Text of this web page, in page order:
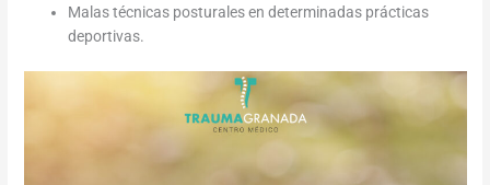
Malas técnicas posturales en determinadas prácticas
deportivas.